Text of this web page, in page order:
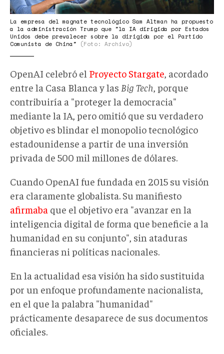
La empresa del magnate tecnológico Sam Altman ha propuesto
a la administración Trump que "la IA dirigida por Estados
Unidos debe prevalecer sobre la dirigida por el Partido
Comunista de China"
(Foto: Archivo)
OpenAI celebró el Proyecto Stargate, acordado
entre la Casa Blanca y las Big Tech, porque
contribuiría a "proteger la democracia"
mediante la IA, pero omitió que su verdadero
objetivo es blindar el monopolio tecnológico
estadounidense a partir de una inversión
privada de 500 mil millones de dólares.
Cuando OpenAI fue fundada en 2015 su visión
era claramente globalista. Su manifiesto
afirmaba que el objetivo era "avanzar en la
inteligencia digital de forma que beneficie a la
humanidad en su conjunto", sin ataduras
financieras ni políticas nacionales.
En la actualidad esa visión ha sido sustituida
por un enfoque profundamente nacionalista,
en el que la palabra "humanidad"
prácticamente desaparece de sus documentos
oficiales.